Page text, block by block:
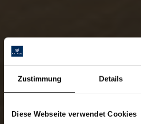
Zustimmung Details
Diese Webseite verwendet Cookies